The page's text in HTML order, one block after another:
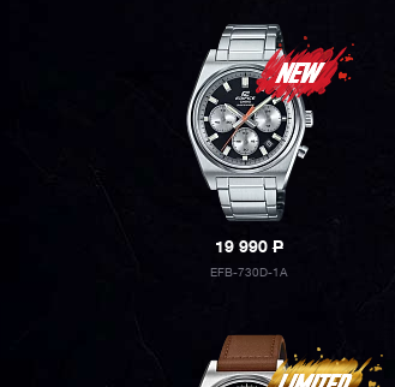
19 990P
EFB-730D-1A